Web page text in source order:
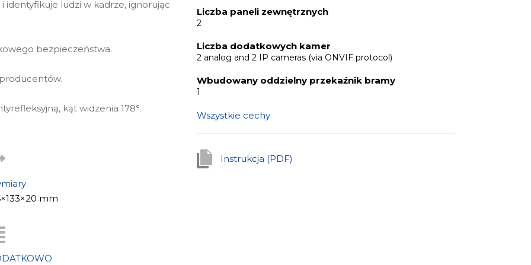
ludzi w kadrze, ignorując
bezpieczeństwa.
kąt widzenia 178°.
mm
Liczba paneli zewnętrznych
2
Liczba dodatkowych kamer
2 analog and 2 IP cameras (via ONVIF protocol)
Wbudowany oddzielny przekaźnik bramy
1
Wszystkie cechy
Instrukcja (PDF)